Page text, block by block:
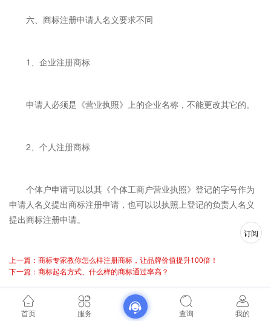
六、商标注册申请人名义要求不同
1、企业注册商标
申请人必须是《营业执照》上的企业名称，不能更改其它的。
2、个人注册商标
个体户申请可以以其《个体工商户营业执照》登记的字号作为
申请人名义提出商标注册申请，也可以以执照上登记的负责人名义
提出商标注册申请。
上一篇：商标专家教你怎么样注册商标，让品牌价值提升100倍！
下一篇：商标起名方式、什么样的商标通过率高？
首页 服务 查询 我的
订阅